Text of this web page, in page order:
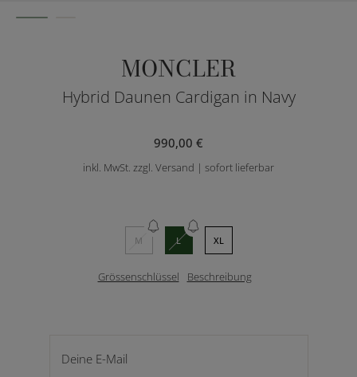
MONCLER
Hybrid Daunen Cardigan in Navy
990,00 €
inkl. MwSt. zzgl. Versand | sofort lieferbar
M L XL
Grössenschlüssel Beschreibung